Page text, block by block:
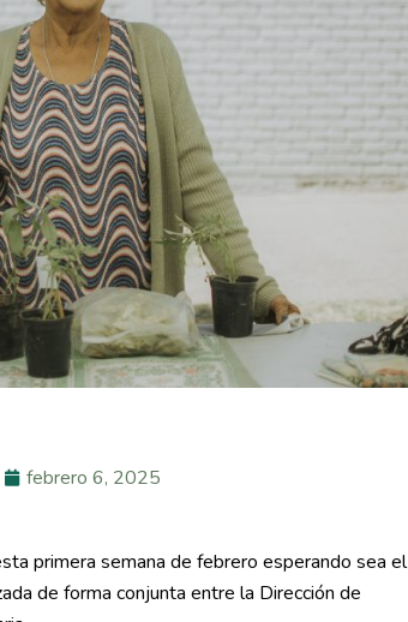
febrero 6, 2025
primera semana de febrero esperando sea el
de forma conjunta entre la Dirección de